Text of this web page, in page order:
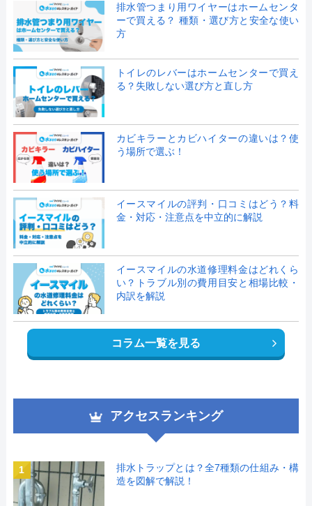
排水管つまり用ワイヤーはホームセンタ
ーで買える？ 種類・選び方と安全な使い
方
トイレのレバーはホームセンターで買え
る？失敗しない選び方と直し方
カビキラーとカビハイターの違いは？使
う場所で選ぶ！
イースマイルの評判・口コミはどう？料
金・対応・注意点を中立的に解説
イースマイルの水道修理料金はどれくら
い？トラブル別の費用目安と相場比較・
内訳を解説
コラム一覧を見る
アクセスランキング
1
排水トラップとは？全7種類の仕組み・構
造を図解で解説！